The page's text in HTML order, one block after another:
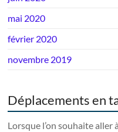
mai 2020
février 2020
novembre 2019
Déplacements en
Lorsque l’on souhaite aller